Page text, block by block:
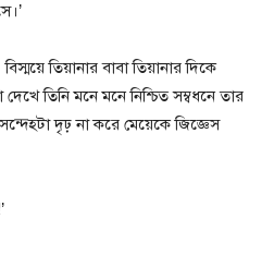
তিয়ানার বাবা তিয়ানার দিকে
তিনি মনে মনে নিশ্চিত সম্বধনে তার
দৃঢ় না করে মেয়েকে জিজ্ঞেস